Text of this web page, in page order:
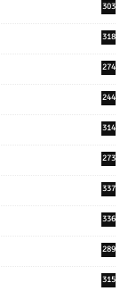
303
318
274
244
314
273
337
336
289
315